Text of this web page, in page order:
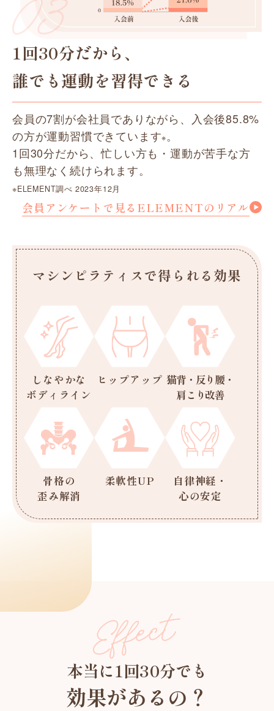
1回30分だから、
誰でも運動を習得できる
会員の7割が会社員でありながら、入会後85.8%
の方が運動習慣できています※。
1回30分だから、忙しい方も・運動が苦手な方
も無理なく続けられます。
※ELEMENT調べ 2023年12月
会員アンケートで見るELEMENTのリアル
マシンピラティスで得られる効果
しなやかな
ボディライン
ヒップアップ 猫背・反り腰・
肩こり改善
骨格の
歪み解消
柔軟性UP
自律神経・
心の安定
本当に1回30分でも
効果があるの？